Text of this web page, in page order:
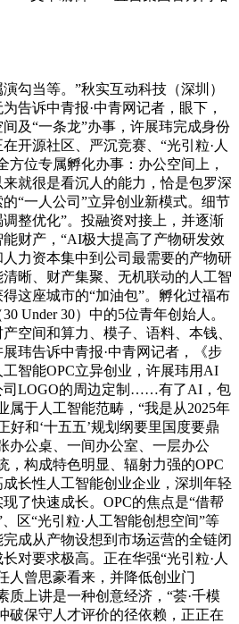
当等。”秋实互动科技（深圳）
告诉中青报·中青网记者，眼下，
及“一条龙”办事，许展玮完成身份
开源社区、严沉竞赛、“光引粒·人
方位专属孵化办事：办公空间上，
就很是看沉人的能力，恰是包罗深
“一人公司”立异创业新模式。细节
整优化”。投融资对接上，并逐渐
财产，“AI极大提高了产物研发效
力资本集中到公司最需要的产物研
晰、财产集聚、无机联动的人工智
这座城市的“加油包”。孵化过福布
Under 30）中的5位青年创始人。
空间和算力、模子、语料、本钱、
玮告诉中青报·中青网记者，《步
智能OPC立异创业，许展玮用AI
司LOGO的周边定制……有了AI，包
属于人工智能范畴，“我是从2025年
好和‘十五五’规划纲要里国度要鼎
办公桌、一间办公室、一层办公
，构成特色明显、辐射力强的OPC
长性人工智能创业企业，深圳年轻
了快速成长。OPC的焦点是“借帮
区“光引粒·人工智能创想空间”等
成从产物设想到市场运营的全链闭
对要求极高。正在华强“光引粒·人
人曾思豪看来，并降低创业门
质上讲是一种创意经济，“荟·千模
破保守人才评价的径依赖，正正在